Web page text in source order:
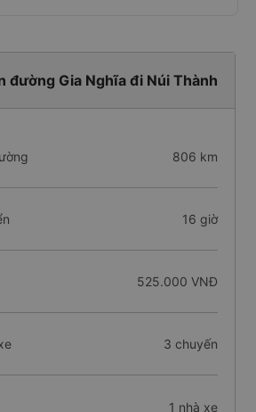
đường Gia Nghĩa đi Núi Thành
806 km
16 giờ
525.000 VNĐ
3 chuyến
1 nhà xe